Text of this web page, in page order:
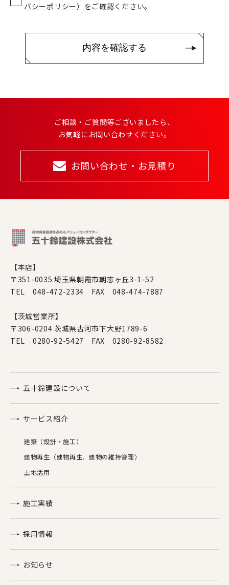
バシーポリシー） をご確認ください。
ご相談・ご質問等ございましたら、
お気軽にお問い合わせください。
お問い合わせ・お見積り
【本店】
〒351-0035 埼玉県朝霞市朝志ヶ丘3-1-52
TEL 048-472-2334 FAX 048-474-7887
【茨城営業所】
〒306-0204 茨城県古河市下大野1789-6
TEL 0280-92-5427 FAX 0280-92-8582
五十鈴建設について
サービス紹介
建築（設計・施工）
建物再生（建物再生、建物の維持管理）
土地活用
施工実績
採用情報
お知らせ